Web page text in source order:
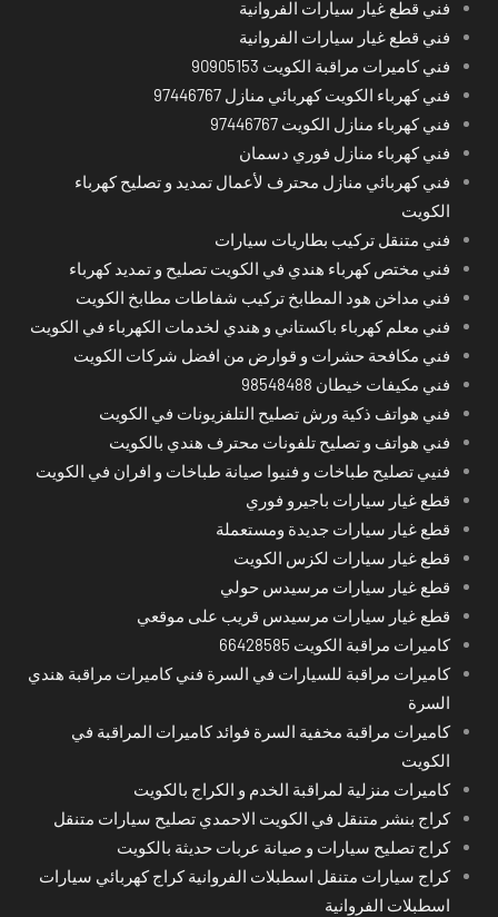
فني قطع غيار سيارات الفروانية
فني قطع غيار سيارات الفروانية
فني كاميرات مراقبة الكويت 90905153
فني كهرباء الكويت كهربائي منازل 97446767
فني كهرباء منازل الكويت 97446767
فني كهرباء منازل فوري دسمان
فني كهربائي منازل محترف لأعمال تمديد و تصليح كهرباء
الكويت
فني متنقل تركيب بطاريات سيارات
فني مختص كهرباء هندي في الكويت تصليح و تمديد كهرباء
فني مداخن هود المطابخ تركيب شفاطات مطابخ الكويت
فني معلم كهرباء باكستاني و هندي لخدمات الكهرباء في الكويت
فني مكافحة حشرات و قوارض من افضل شركات الكويت
فني مكيفات خيطان 98548488
فني هواتف ذكية ورش تصليح التلفزيونات في الكويت
فني هواتف و تصليح تلفونات محترف هندي بالكويت
فنيي تصليح طباخات و فنيوا صيانة طباخات و افران في الكويت
قطع غيار سيارات باجيرو فوري
قطع غيار سيارات جديدة ومستعملة
قطع غيار سيارات لكزس الكويت
قطع غيار سيارات مرسيدس حولي
قطع غيار سيارات مرسيدس قريب على موقعي
كاميرات مراقبة الكويت 66428585
كاميرات مراقبة للسيارات في السرة فني كاميرات مراقبة هندي
السرة
كاميرات مراقبة مخفية السرة فوائد كاميرات المراقبة في
الكويت
كاميرات منزلية لمراقبة الخدم و الكراج بالكويت
كراج بنشر متنقل في الكويت الاحمدي تصليح سيارات متنقل
كراج تصليح سيارات و صيانة عربات حديثة بالكويت
كراج سيارات متنقل اسطبلات الفروانية كراج كهربائي سيارات
اسطبلات الفروانية